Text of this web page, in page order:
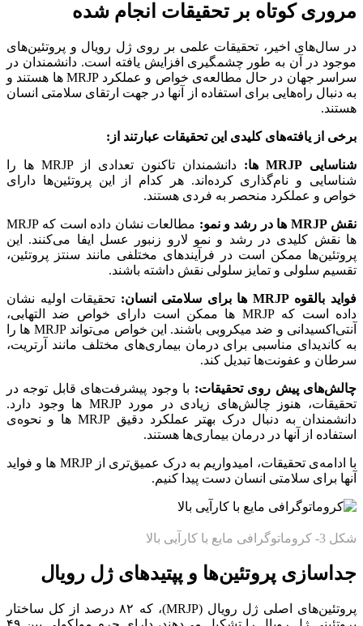
مروری کوتاه بر تحقیقات انجام شده
در سال‌های اخیر، تحقیقات علمی بر روی ژل رویال و پروتئین‌های
موجود در آن به طور چشمگیری افزایش یافته است. دانشمندان در
سراسر جهان در حال مطالعه‌ی خواص و عملکرد MRJP ها هستند و
به دنبال راه‌هایی برای استفاده از آنها در جهت ارتقای سلامتی انسان
هستند.
برخی از یافته‌های کلیدی این تحقیقات عبارتند از:
شناسایی MRJP ها:
دانشمندان تاکنون تعدادی از MRJP ها را
شناسایی و نام‌گذاری کرده‌اند. هر کدام از این پروتئین‌ها دارای
خواص و عملکرد منحصر به فردی هستند.
نقش MRJP ها در رشد و نمو:
مطالعات نشان داده است که MRJP
ها نقش کلیدی در رشد و نمو لارو زنبور عسل ایفا می‌کنند. این
پروتئین‌ها ممکن است در فرآیندهای مختلفی مانند سنتز پروتئین،
تقسیم سلولی و تمایز سلولی نقش داشته باشند.
فواید بالقوه MRJP ها برای سلامتی انسان:
تحقیقات اولیه نشان
داده است که MRJP ها ممکن است دارای خواص ضد التهابی،
آنتی‌اکسیدانی و ضد میکروبی باشند. این خواص می‌تواند MRJP ها را
به کاندیدای مناسبی برای درمان بیماری‌های مختلف مانند آرتریت،
سرطان و عفونت‌ها تبدیل کند.
چالش‌های پیش روی تحقیقات: با وجود پیشرفت‌های قابل توجه در
تحقیقات، هنوز چالش‌های زیادی در مورد MRJP ها وجود دارد.
دانشمندان به دنبال درک بهتر عملکرد دقیق MRJP ها و نحوه‌ی
استفاده از آنها در درمان بیماری‌ها هستند.
با ادامه‌ی تحقیقات، امیدواریم به درک عمیق‌تری از MRJP ها و فواید
آنها برای سلامتی انسان دست پیدا کنیم.
شکل 3- کروماتوگرافی مایع با کارآیی بالا
جداسازی پروتئین‌ها و پپتیدهای ژل رویال
پروتئین‌های اصلی ژل رویال (MRJP)، که ۸۲ درصد از کل ساختار